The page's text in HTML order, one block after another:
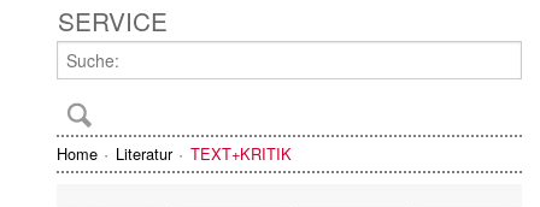
SERVICE
Home Literatur TEXT+KRITIK